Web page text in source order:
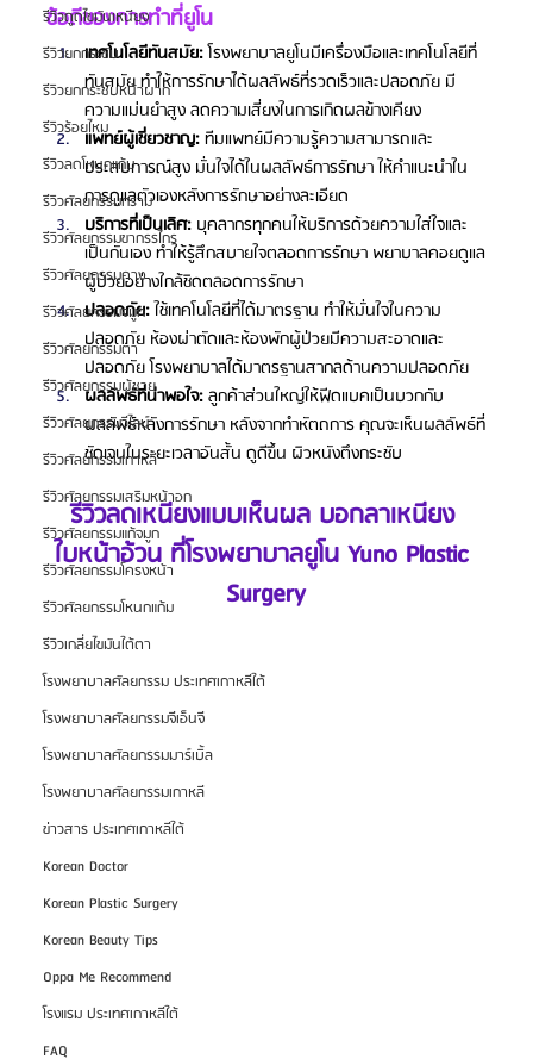
รีวิวดูดไขมันเหนียง
รีวิวยกกระชับ
รีวิวยกกระชับหน้าผาก
รีวิวร้อยไหม
รีวิวลดโหนกแก้ม
รีวิวศัลยกรรมกราม
รีวิวศัลยกรรมขากรรไกร
รีวิวศัลยกรรมคาง
รีวิวศัลยกรรมจมูก
รีวิวศัลยกรรมตา
รีวิวศัลยกรรมผู้ชาย
รีวิวศัลยกรรมวีไลน์
รีวิวศัลยกรรมเกาหลี
รีวิวศัลยกรรมเสริมหน้าอก
รีวิวศัลยกรรมแก้จมูก
รีวิวศัลยกรรมโครงหน้า
รีวิวศัลยกรรมโหนกแก้ม
รีวิวเกลี่ยไขมันใต้ตา
โรงพยาบาลศัลยกรรม ประเทศเกาหลีใต้
โรงพยาบาลศัลยกรรมจีเอ็นจี
โรงพยาบาลศัลยกรรมมาร์เบิ้ล
โรงพยาบาลศัลยกรรมเกาหลี
ข่าวสาร ประเทศเกาหลีใต้
Korean Doctor
Korean Plastic Surgery
Korean Beauty Tips
Oppa Me Recommend
โรงแรม ประเทศเกาหลีใต้
FAQ
ข้อดีของการทำที่ยูโน
เทคโนโลยีทันสมัย: โรงพยาบาลยูโนมีเครื่องมือและเทคโนโลยีที่
ทันสมัย ทำให้การรักษาได้ผลลัพธ์ที่รวดเร็วและปลอดภัย มี
ความแม่นยำสูง ลดความเสี่ยงในการเกิดผลข้างเคียง
แพทย์ผู้เชี่ยวชาญ: ทีมแพทย์มีความรู้ความสามารถและ
ประสบการณ์สูง มั่นใจได้ในผลลัพธ์การรักษา ให้คำแนะนำใน
การดูแลตัวเองหลังการรักษาอย่างละเอียด
บริการที่เป็นเลิศ: บุคลากรทุกคนให้บริการด้วยความใส่ใจและ
เป็นกันเอง ทำให้รู้สึกสบายใจตลอดการรักษา พยาบาลคอยดูแล
ผู้ป่วยอย่างใกล้ชิดตลอดการรักษา
ปลอดภัย: ใช้เทคโนโลยีที่ได้มาตรฐาน ทำให้มั่นใจในความ
ปลอดภัย ห้องผ่าตัดและห้องพักผู้ป่วยมีความสะอาดและ
ปลอดภัย โรงพยาบาลได้มาตรฐานสากลด้านความปลอดภัย
ผลลัพธ์ที่น่าพอใจ: ลูกค้าส่วนใหญ่ให้ฟีดแบคเป็นบวกกับ
ผลลัพธ์หลังการรักษา หลังจากทำหัตถการ คุณจะเห็นผลลัพธ์ที่
ชัดเจนในระยะเวลาอันสั้น ดูดีขึ้น ผิวหนังตึงกระชับ
รีวิวลดเหนียงแบบเห็นผล บอกลาเหนียง
ใบหน้าอ้วน ที่โรงพยาบาลยูโน Yuno Plastic
Surgery